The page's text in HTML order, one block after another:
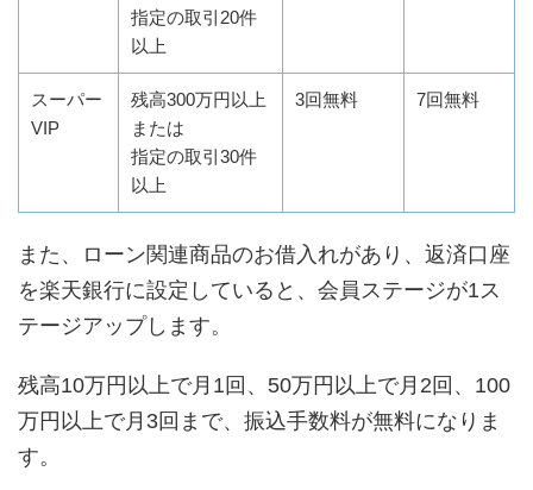
指定の取引20件
以上
スーパー
VIP
残高300万円以上
または
指定の取引30件
以上
3回無料 7回無料
また、ローン関連商品のお借入れがあり、返済口座
を楽天銀行に設定していると、会員ステージが1ス
テージアップします。
残高10万円以上で月1回、50万円以上で月2回、100
万円以上で月3回まで、振込手数料が無料になりま
す。